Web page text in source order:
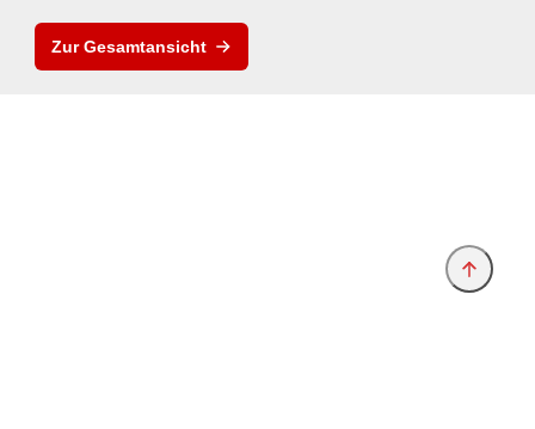
Zur Gesamtansicht